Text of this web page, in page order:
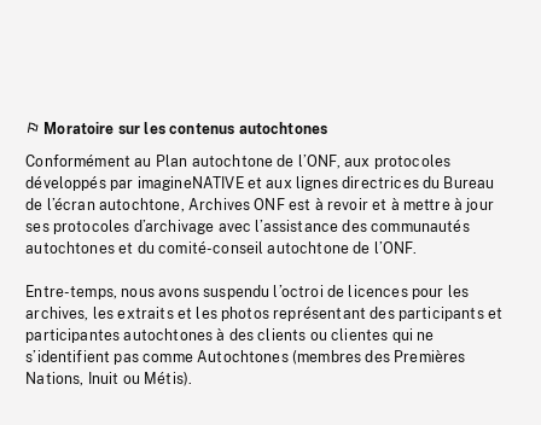
Moratoire sur les contenus autochtones
Conformément au Plan autochtone de l’ONF, aux protocoles
développés par imagineNATIVE et aux lignes directrices du Bureau
de l’écran autochtone, Archives ONF est à revoir et à mettre à jour
ses protocoles d’archivage avec l’assistance des communautés
autochtones et du comité-conseil autochtone de l’ONF.
Entre-temps, nous avons suspendu l’octroi de licences pour les
archives, les extraits et les photos représentant des participants et
participantes autochtones à des clients ou clientes qui ne
s’identifient pas comme Autochtones (membres des Premières
Nations, Inuit ou Métis).